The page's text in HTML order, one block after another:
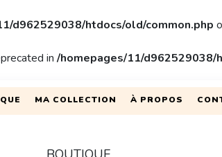
d962529038/htdocs/old/common.php
in /homepages/11/d962529038/
MA COLLECTION À PROPOS